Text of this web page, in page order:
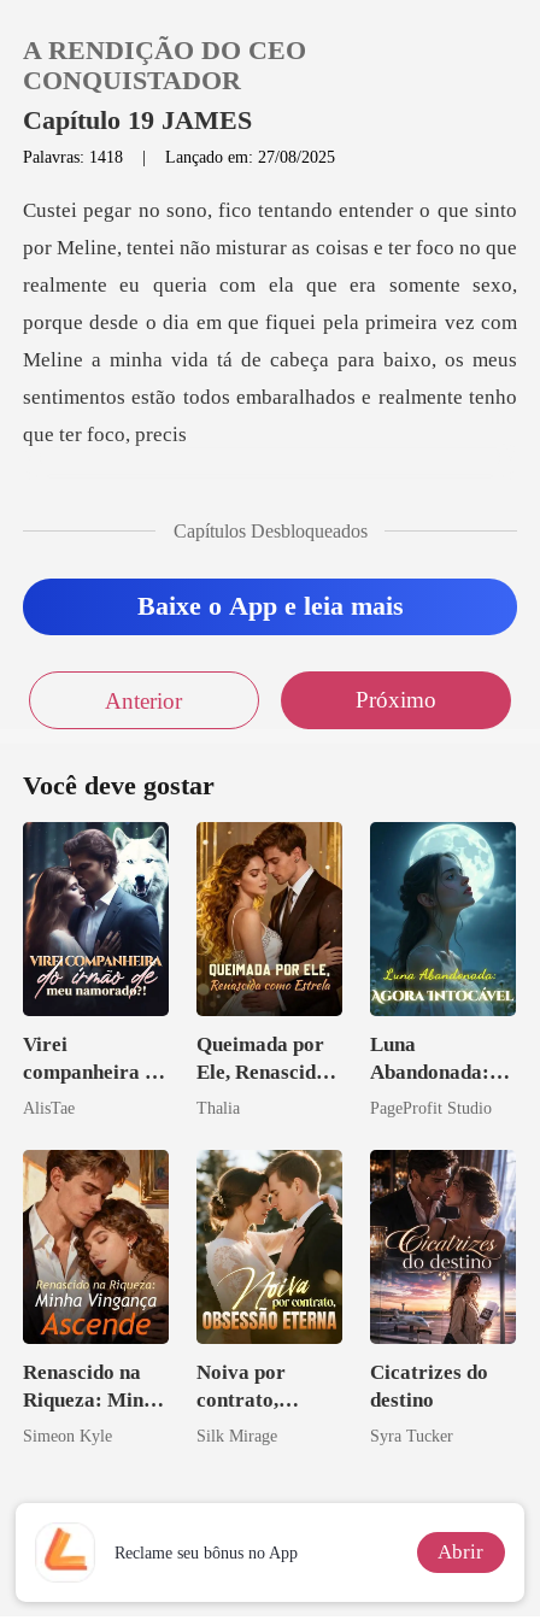
Loja
Histórico
Sair
A RENDIÇÃO DO CEO
CONQUISTADOR
Capítulo 19 JAMES
Palavras: 1418 |Lançado em: 27/08/2025
realmente eu queria com ela que era somente sexo,
porque desde o dia em que fiquei pela primeira vez com
Meline a m
Capítulos Desbloqueados
Baixe o App e leia mais
Anterior Próximo
Você deve gostar
Virei
companheira do
irmão de meu
AlisTae
Queimada por
Ele, Renascida
como Estrela
Thalia
Luna
Abandonada:
Agora Intocável
PageProfit Studio
Renascido na
Riqueza: Minha
Vingança
Simeon Kyle
Noiva por
contrato,
obsessão eterna
Silk Mirage
Cicatrizes do
destino
Syra Tucker
Reclame seu bônus no App Abrir